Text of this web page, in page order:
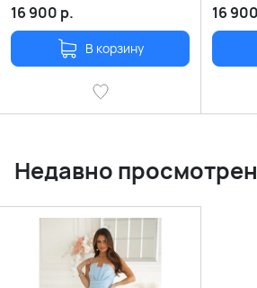
16 900 р.
В корзину
16 900
Недавно